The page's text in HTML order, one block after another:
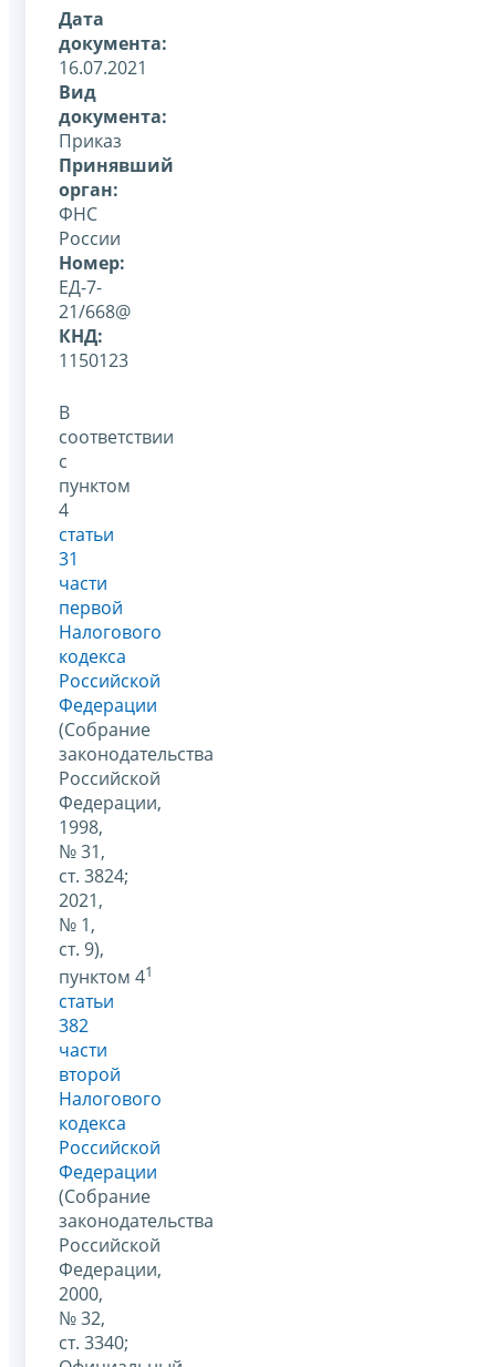
Дата
документа:
16.07.2021
Вид
документа:
Приказ
Принявший
орган:
ФНС
России
Номер:
ЕД-7-
21/668@
КНД:
1150123
В
соответствии
с
пунктом
4
статьи
31
части
первой
Налогового
кодекса
Российской
Федерации
(Собрание
законодательства
Российской
Федерации,
1998,
№ 31,
ст. 3824;
2021,
№ 1,
ст. 9),
пунктом 41
статьи
382
части
второй
Налогового
кодекса
Российской
Федерации
(Собрание
законодательства
Российской
Федерации,
2000,
№ 32,
ст. 3340;